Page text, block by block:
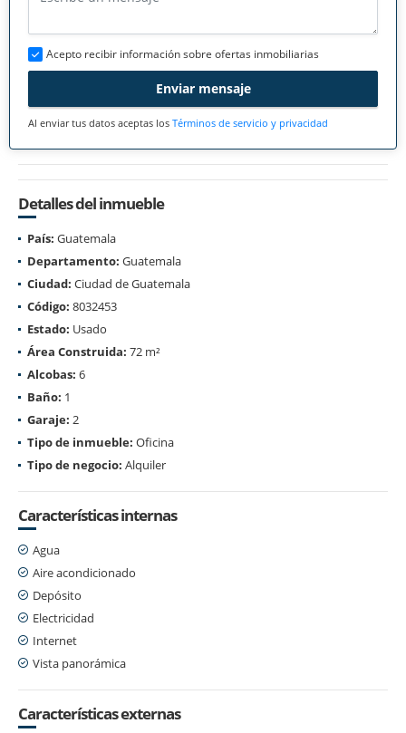
Acepto recibir información sobre ofertas inmobiliarias
Enviar mensaje
Al enviar tus datos aceptas los Términos de servicio y privacidad
Detalles del inmueble
País: Guatemala
Departamento: Guatemala
Ciudad: Ciudad de Guatemala
Código: 8032453
Estado: Usado
Área Construida: 72 m²
Alcobas: 6
Baño: 1
Garaje: 2
Tipo de inmueble: Oficina
Tipo de negocio: Alquiler
Características internas
Agua
Aire acondicionado
Depósito
Electricidad
Internet
Vista panorámica
Características externas